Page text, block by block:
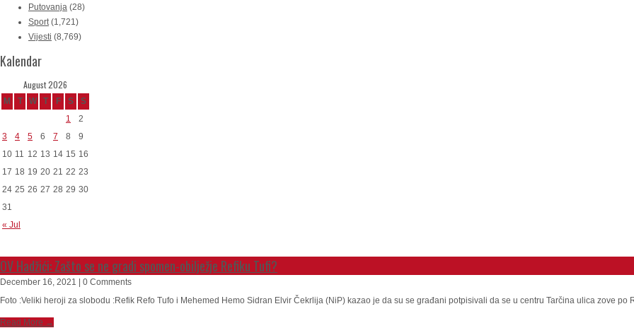
Putovanja (28)
Sport(1,721)
Vijesti (8,769)
Kalendar
August 2026
M T W T F S S
« Jul
1
2
3
4 5 6 7 8
9
10 11 12 13 14 15 16
17 18 19 20 21 22 23
24 25 26 27 28 29 30
31
OV Hadžići: Zašto se ne gradi spomen-obilježje Refiku Tufi?
December 16, 2021 | 0 Comments
Foto :Veliki heroji za slobodu :Refik Refo Tufo i Mehemed Hemo Sidran Elvir Čekrlija (NiP) kazao je da su se građani potpisivali da se u centru Tarčina ulica zove po
Read More →